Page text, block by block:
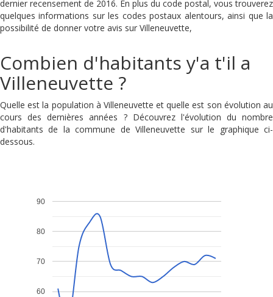
dernier recensement de 2016. En plus du code postal, vous trouverez
quelques informations sur les codes postaux alentours, ainsi que la
possibilité de donner votre avis sur Villeneuvette,
Combien d'habitants y'a t'il a
Villeneuvette ?
Quelle est la population à Villeneuvette et quelle est son évolution au
cours des dernières années ? Découvrez l'évolution du nombre
d'habitants de la commune de Villeneuvette sur le graphique ci-
dessous.
60
70
80
90